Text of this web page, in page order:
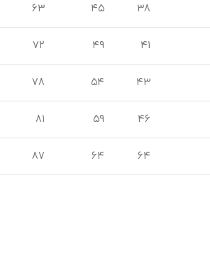
۳۸ ۴۵ ۶۳
۴۱ ۴۹ ۷۲
۴۳ ۵۴ ۷۸
۴۶ ۵۹ ۸۱
۶۴ ۶۴ ۸۷